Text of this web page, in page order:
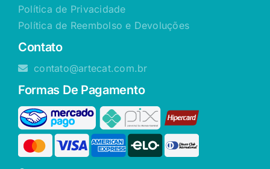
Política de Privacidade
Política de Reembolso e Devoluções
Contato
contato@artecat.com.br
Formas De Pagamento